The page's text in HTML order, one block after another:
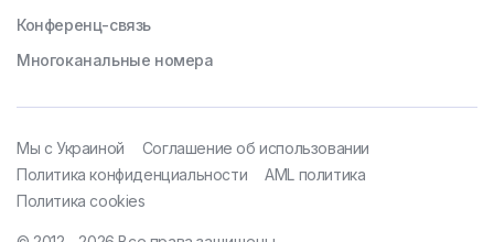
Конференц-связь
Многоканальные номера
Мы с Украиной
Соглашение об использовании
Политика конфиденциальности
AML политика
Политика cookies